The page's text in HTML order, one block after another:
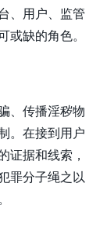
、用户、监管
或缺的角色。
、传播淫秽物
。在接到用户
证据和线索，
罪分子绳之以